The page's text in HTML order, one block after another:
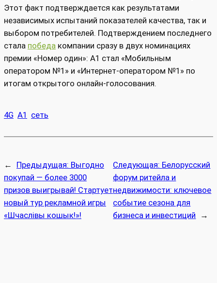
Этот факт подтверждается как результатами
независимых испытаний показателей качества, так и
выбором потребителей. Подтверждением последнего
стала победа компании сразу в двух номинациях
премии «Номер один»: А1 стал «Мобильным
оператором №1» и «Интернет-оператором №1» по
итогам открытого онлайн-голосования.
4G А1 сеть
← Предыдущая: Выгодно
покупай — более 3000
призов выигрывай! Стартует
новый тур рекламной игры
«Шчаслівы кошык!»!
Следующая: Белорусский
форум ритейла и
недвижимости: ключевое
событие сезона для
бизнеса и инвестиций
→